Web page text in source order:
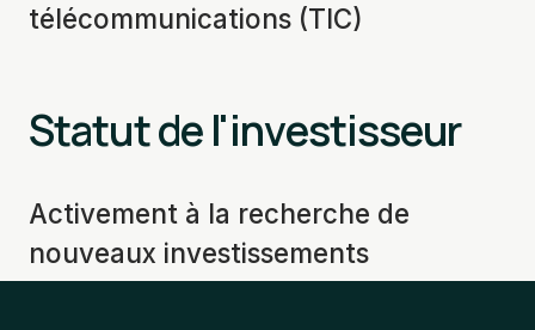
télécommunications (TIC)
Statut de l'investisseur
Activement à la recherche de
nouveaux investissements